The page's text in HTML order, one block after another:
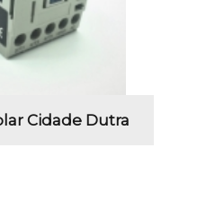
Cidade Dutra